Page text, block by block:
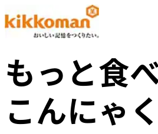
もっと食
こんにゃく